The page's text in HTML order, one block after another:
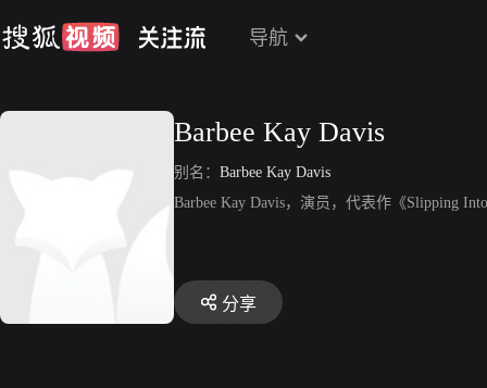
导航
Barbee Kay Davis
别名： Barbee Kay Davis
Barbee Kay Davis，演员，代表作《Slipping
分享